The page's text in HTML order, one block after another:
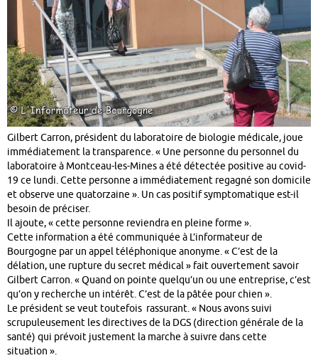
Gilbert Carron, président du laboratoire de biologie médicale, joue
immédiatement la transparence. « Une personne du personnel du
laboratoire à Montceau-les-Mines a été détectée positive au covid-
19 ce lundi. Cette personne a immédiatement regagné son domicile
et observe une quatorzaine ». Un cas positif symptomatique est-il
besoin de préciser.
Il ajoute, « cette personne reviendra en pleine forme ».
Cette information a été communiquée à L’informateur de
Bourgogne par un appel téléphonique anonyme. « C’est de la
délation, une rupture du secret médical » fait ouvertement savoir
Gilbert Carron. « Quand on pointe quelqu’un ou une entreprise, c’est
qu’on y recherche un intérêt. C’est de la pâtée pour chien ».
Le président se veut toutefois rassurant. « Nous avons suivi
scrupuleusement les directives de la DGS (direction générale de la
santé) qui prévoit justement la marche à suivre dans cette
situation ».